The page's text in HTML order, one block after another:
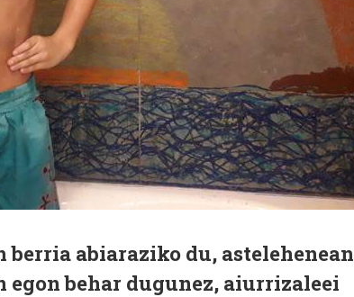
abiaraziko du, astelehenean
egon behar dugunez, aiurrizaleei